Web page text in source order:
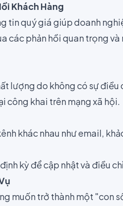
Khách Hàng
tin quý giá giúp doanh
các phản hồi quan trọng
lượng do không có sự điều
công khai trên mạng xã hội.
khác nhau như email,
kỳ để cập nhật và điều
muốn trở thành một "con